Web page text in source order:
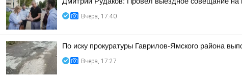
Вчера, 17:40
По иску прокуратуры Гаврилов-Ямского района
Вчера, 17:27